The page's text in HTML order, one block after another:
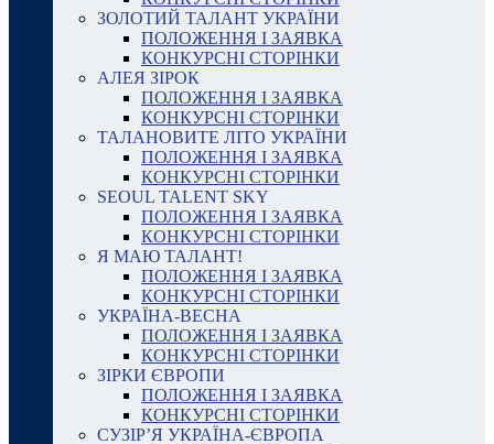
ЗОЛОТИЙ ТАЛАНТ УКРАЇНИ
ПОЛОЖЕННЯ І ЗАЯВКА
КОНКУРСНІ СТОРІНКИ
АЛЕЯ ЗІРОК
ПОЛОЖЕННЯ І ЗАЯВКА
КОНКУРСНІ СТОРІНКИ
ТАЛАНОВИТЕ ЛІТО УКРАЇНИ
ПОЛОЖЕННЯ І ЗАЯВКА
КОНКУРСНІ СТОРІНКИ
SEOUL TALENT SKY
ПОЛОЖЕННЯ І ЗАЯВКА
КОНКУРСНІ СТОРІНКИ
Я МАЮ ТАЛАНТ!
ПОЛОЖЕННЯ І ЗАЯВКА
КОНКУРСНІ СТОРІНКИ
УКРАЇНА-ВЕСНА
ПОЛОЖЕННЯ І ЗАЯВКА
КОНКУРСНІ СТОРІНКИ
ЗІРКИ ЄВРОПИ
ПОЛОЖЕННЯ І ЗАЯВКА
КОНКУРСНІ СТОРІНКИ
СУЗІР’Я УКРАЇНА-ЄВРОПА